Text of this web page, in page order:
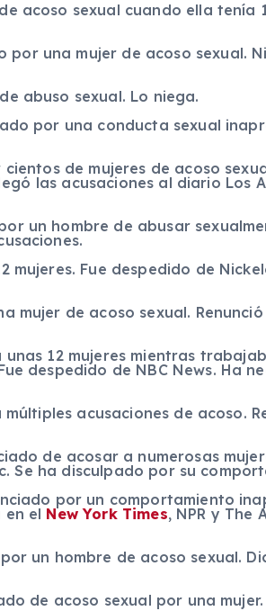
acoso sexual cuando ella tenía
por una mujer de acoso sexual.
abuso sexual. Lo niega.
por una conducta sexual
de mujeres de acoso
las acusaciones al diario Los
un hombre de abusar
mujeres. Fue despedido de
mujer de acoso sexual.
12 mujeres mientras
despedido de NBC News. Ha
acusaciones de acoso.
de acosar a numerosas
Se ha disculpado por su
por un comportamiento
el New York Times, NPR y The
un hombre de acoso sexual.
de acoso sexual por una mujer.